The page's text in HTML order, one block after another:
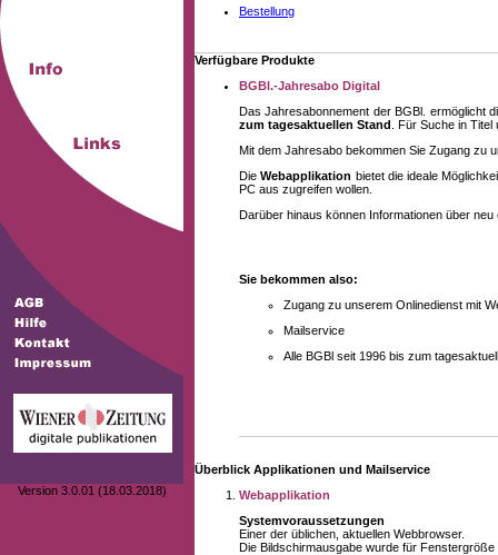
Version 3.0.01 (18.03.2018)
Bestellung
Verfügbare Produkte
BGBl.-Jahresabo Digital
Das Jahresabonnement der BGBl. ermöglicht
zum tagesaktuellen Stand . Für Suche in
Mit dem Jahresabo bekommen Sie Zugang zu
DieWebapplikation bietet die ideale
PC aus zugreifen wollen.
Darüber hinaus können Informationen über
Sie bekommen also:
Zugang zu unserem Onlinedienst mit
Mailservice
Alle BGBl seit 1996 bis zum
Überblick Applikationen und Mailservice
Webapplikation
Systemvoraussetzungen
Einer der üblichen, aktuellen Webbrowser.
Die Bildschirmausgabe wurde für